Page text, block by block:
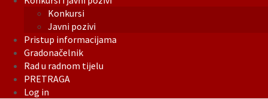
Konkursi
Javni pozivi
Pristup informacijama
Gradonačelnik
Rad u radnom tijelu
PRETRAGA
Log in